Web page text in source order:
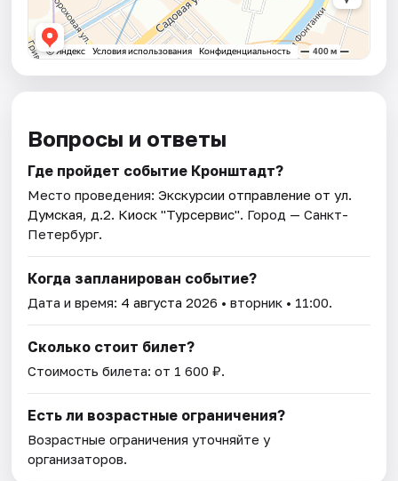
Вопросы и ответы
Где пройдет событие Кронштадт?
Место проведения:Экскурсии отправление от ул.
Думская, д.2. Киоск "Турсервис". Город — Санкт-
Петербург.
Когда запланирован событие?
Дата и время: 4 августа 2026 • вторник • 11:00.
Сколько стоит билет?
Стоимость билета: от 1 600 ₽.
Есть ли возрастные ограничения?
Возрастные ограничения уточняйте у
организаторов.